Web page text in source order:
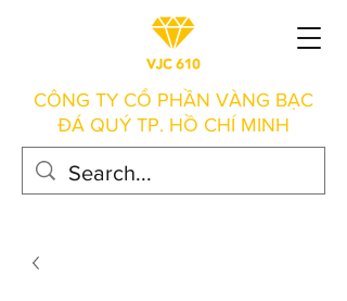
CÔNG TY CỔ PHẦN VÀNG BẠC
ĐÁ QUÝ TP. HỒ CHÍ MINH